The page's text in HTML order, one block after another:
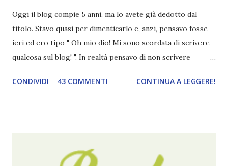
Oggi il blog compie 5 anni, ma lo avete già dedotto dal
titolo. Stavo quasi per dimenticarlo e, anzi, pensavo fosse
ieri ed ero tipo " Oh mio dio! Mi sono scordata di scrivere
qualcosa sul blog! ". In realtà pensavo di non scrivere
diventando un po' come i miei compleanni. Semplicemente
cinque anni e non sono pochi . Il blog è praticamente
CONDIVIDI 43 COMMENTI CONTINUA A LEGGERE!